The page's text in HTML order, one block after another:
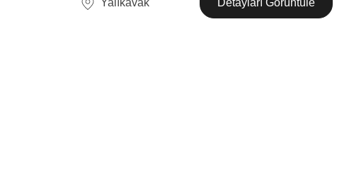
Detayları Görüntüle